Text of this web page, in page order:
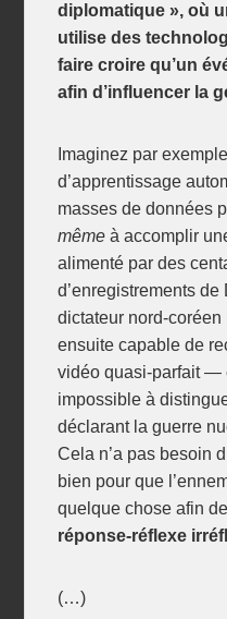
diplomatique », où
utilise des
faire croire qu’un
afin d’influencer la
Imaginez par
d’apprentissage
masses de données
même à accomplir
alimenté par des
d’enregistrements
dictateur nord-
ensuite capable de
vidéo quasi-parfait —
impossible à
déclarant la guerre
Cela n’a pas besoin
bien pour que
quelque chose afin
réponse-réflexe
(…)